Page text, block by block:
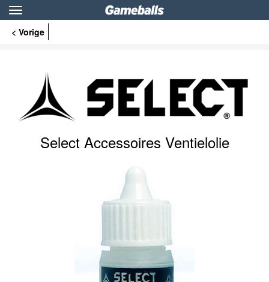
Toggle
navigation
< Vorige
Select Accessoires Ventielolie